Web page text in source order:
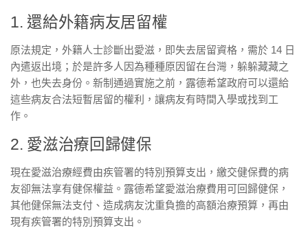
1. 還給外籍病友居留權
原法規定，外籍人士診斷出愛滋，即失去居留資格，需於 14 日
內遣返出境；於是許多人因為種種原因留在台灣，躲躲藏藏之
外，也失去身份。新制通過實施之前，露德希望政府可以還給
這些病友合法短暫居留的權利，讓病友有時間入學或找到工
作。
2. 愛滋治療回歸健保
現在愛滋治療經費由疾管署的特別預算支出，繳交健保費的病
友卻無法享有健保權益。露德希望愛滋治療費用可回歸健保，
其他健保無法支付、造成病友沈重負擔的高額治療預算，再由
現有疾管署的特別預算支出。